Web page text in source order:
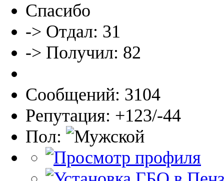
Спасибо
-> Отдал: 31
-> Получил: 82
Сообщений: 3104
Репутация: +123/-44
Пол: